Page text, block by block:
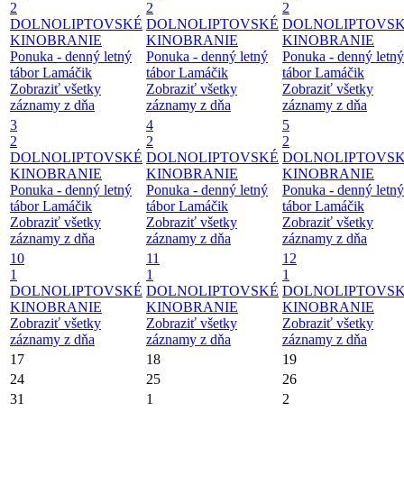
2
DOLNOLIPTOVSKÉ
KINOBRANIE
Ponuka - denný letný
tábor Lamáčik
Zobraziť všetky
záznamy z dňa
2
DOLNOLIPTOVSKÉ
KINOBRANIE
Ponuka - denný letný
tábor Lamáčik
Zobraziť všetky
záznamy z dňa
2
KINOBRANIE
Ponuka - denný letný
tábor Lamáčik
Zobraziť všetky
záznamy z dňa
3
2
DOLNOLIPTOVSKÉ
KINOBRANIE
Ponuka - denný letný
tábor Lamáčik
Zobraziť všetky
záznamy z dňa
4
2
DOLNOLIPTOVSKÉ
KINOBRANIE
Ponuka - denný letný
tábor Lamáčik
Zobraziť všetky
záznamy z dňa
5
2
KINOBRANIE
Ponuka - denný letný
tábor Lamáčik
Zobraziť všetky
záznamy z dňa
10
1
DOLNOLIPTOVSKÉ
KINOBRANIE
Zobraziť všetky
záznamy z dňa
11
1
DOLNOLIPTOVSKÉ
KINOBRANIE
Zobraziť všetky
záznamy z dňa
12
1
KINOBRANIE
Zobraziť všetky
záznamy z dňa
17
18
19
24
25
26
31
1 2